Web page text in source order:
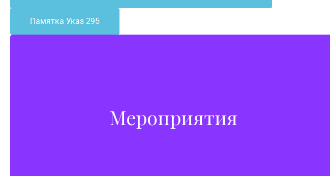
Памятка Указ 295
Мероприятия
социальной поддержке сотрудников, организуя различные
мероприятия, направленные на улучшение условий труда, отдыха и